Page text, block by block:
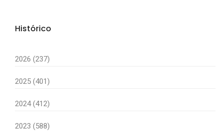
Histórico
2026 (237)
2025 (401)
2024 (412)
2023 (588)